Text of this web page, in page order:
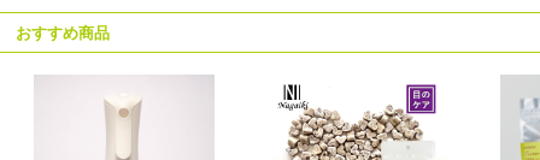
おすすめ商品